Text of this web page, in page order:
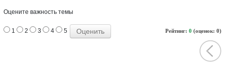
Оцените важность темы
Рейтинг: 0 (оценок: 0)
1 2 3 4 5